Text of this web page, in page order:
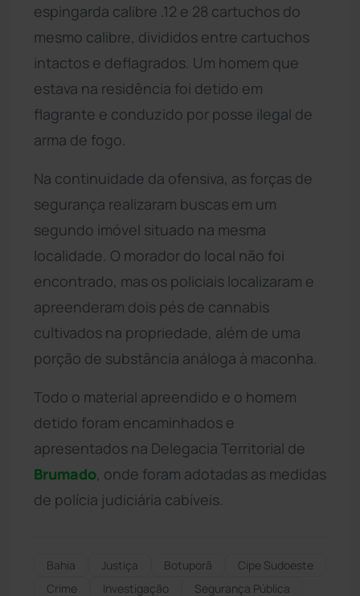
espingarda calibre .12 e 28 cartuchos do
mesmo calibre, divididos entre cartuchos
intactos e deflagrados. Um homem que
estava na residência foi detido em
flagrante e conduzido por posse ilegal de
arma de fogo.
Na continuidade da ofensiva, as forças de
segurança realizaram buscas em um
segundo imóvel situado na mesma
localidade. O morador do local não foi
encontrado, mas os policiais localizaram e
apreenderam dois pés de cannabis
cultivados na propriedade, além de uma
porção de substância análoga à maconha.
Todo o material apreendido e o homem
detido foram encaminhados e
apresentados na Delegacia Territorial de
Brumado, onde foram adotadas as medidas
de polícia judiciária cabíveis.
Bahia Justiça Botuporã
Cipe Sudoeste
Crime
Investigação Segurança Pública